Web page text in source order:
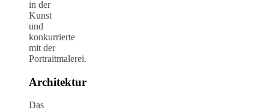
in der
Kunst
und
konkurrierte
mit der
Portraitmalerei.
Architektur
Das